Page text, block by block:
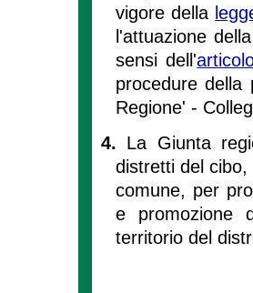
vigore della
l'attuazione
sensi dell'
procedure della
Regione' -
4. La Giunta
distretti del cibo,
comune, per
e promozione
territorio del